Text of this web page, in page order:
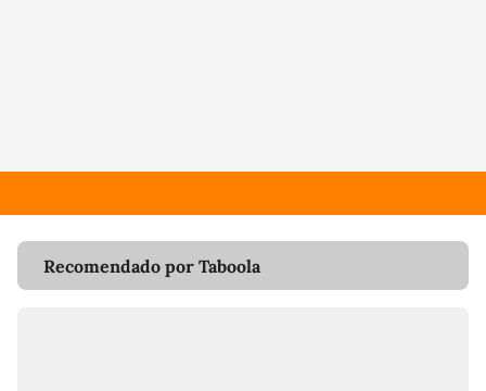
Recomendado por Taboola